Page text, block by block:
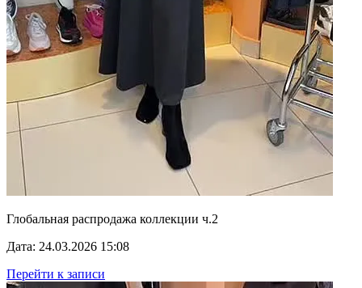
Глобальная распродажа коллекции ч.2
Дата: 24.03.2026 15:08
Перейти к записи